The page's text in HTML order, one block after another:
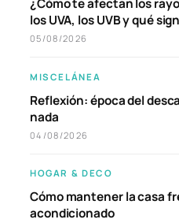
¿Cómo te afectan los
los UVA, los UVB y qué
05/08/2026
MISCELÁNEA
Reflexión: época del
nada
04/08/2026
HOGAR & DECO
Cómo mantener la casa
acondicionado